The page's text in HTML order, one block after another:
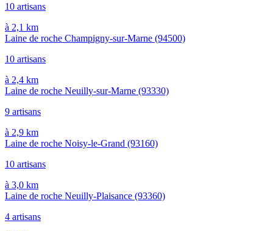
10 artisans
à 2,1 km
Laine de roche Champigny-sur-Marne (94500)
10 artisans
à 2,4 km
Laine de roche Neuilly-sur-Marne (93330)
9 artisans
à 2,9 km
Laine de roche Noisy-le-Grand (93160)
10 artisans
à 3,0 km
Laine de roche Neuilly-Plaisance (93360)
4 artisans